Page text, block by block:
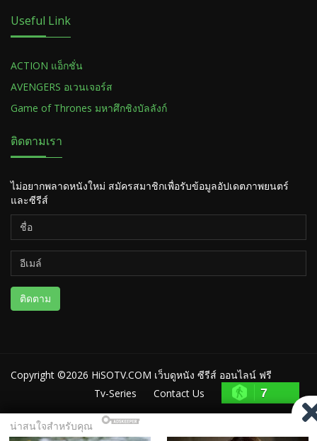
Useful Link
ACTION แอ็กชั่น
AVENGERS อเวนเจอร์ส
Game of Thrones มหาศึกชิงบัลลังก์
ติดตามเรา
ไม่อยากพลาดหนังใหม่ สมัครสมาชิกเพื่อรับข้อมูลอัปเดตภาพยนตร์
และซีรีส์
ติดตาม
Copyright ©2026 HiSOTV.COM เว็บดูหนัง ซีรีส์ ออนไลน์ ฟรี
Tv-Series
Contact Us 7